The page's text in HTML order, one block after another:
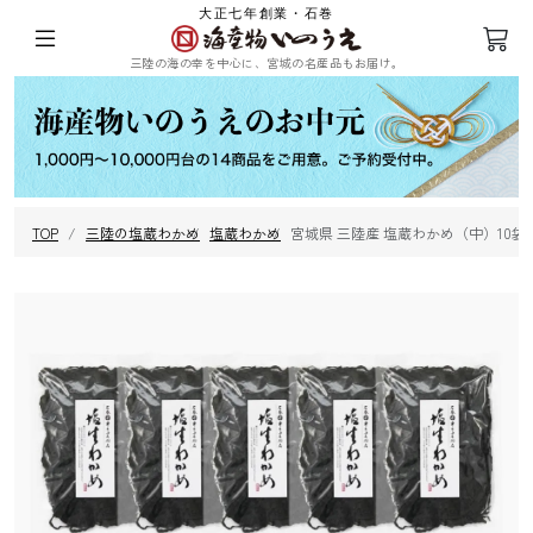
大正七年創業・石巻
三陸の海の幸を中心に、宮城の名産品もお届け。
ログイン 会員登録
まつも 昆布 海苔 その他海藻
TOP 三陸の塩蔵わかめ 塩蔵わかめ 宮城県 三陸産 塩蔵わかめ（中）10袋